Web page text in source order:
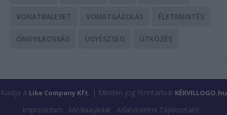
VONATBALESET VONATGÁZOLÁS ÉLETMENTÉS
ÖNGYILKOSSÁG ÜGYÉSZSÉG ÜTKÖZÉS
Kiadja a Like Company Kft. | Minden jog fenntartva! KÉKVILLOGO.hu
Impresszum Médiaajánlat Adatvédelmi Tájékoztató